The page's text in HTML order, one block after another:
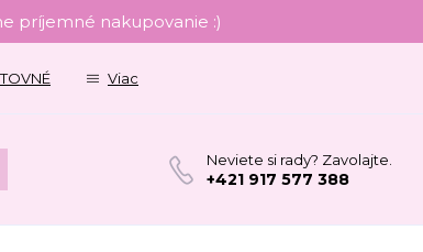
príjemné nakupovanie :)
Viac
Neviete si rady? Zavolajte.
+421 917 577 388